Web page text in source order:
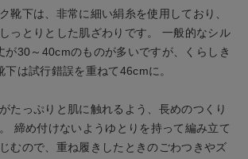
靴下は、非常に細い絹糸を使用しており、
っとりとした肌ざわりです。 一般的なシル
が30～40cmのものが多いですが、くらしき
は試行錯誤を重ねて46cmに。
たっぷりと肌に触れるよう、長めのつくり
締め付けないようゆとりを持って編み立て
むので、重ね履きしたときのごわつきやズ